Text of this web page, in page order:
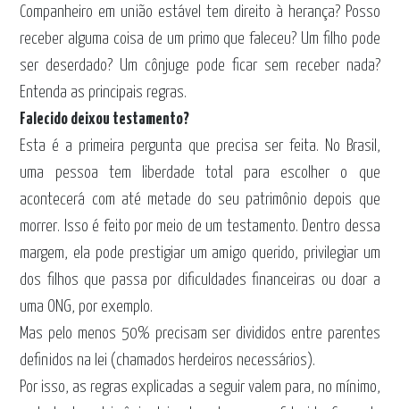
Companheiro em união estável tem direito à herança? Posso
receber alguma coisa de um primo que faleceu? Um filho pode
ser deserdado? Um cônjuge pode ficar sem receber nada?
Entenda as principais regras.
Falecido deixou testamento?
Esta é a primeira pergunta que precisa ser feita. No Brasil,
uma pessoa tem liberdade total para escolher o que
acontecerá com até metade do seu patrimônio depois que
morrer. Isso é feito por meio de um testamento. Dentro dessa
margem, ela pode prestigiar um amigo querido, privilegiar um
dos filhos que passa por dificuldades financeiras ou doar a
uma ONG, por exemplo.
Mas pelo menos 50% precisam ser divididos entre parentes
definidos na lei (chamados herdeiros necessários).
Por isso, as regras explicadas a seguir valem para, no mínimo,